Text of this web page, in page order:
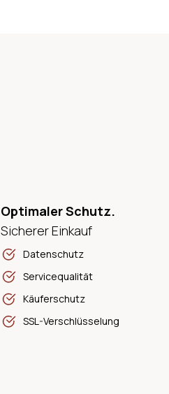
Optimaler Schutz.
Sicherer Einkauf
Datenschutz
Servicequalität
Käuferschutz
SSL-Verschlüsselung